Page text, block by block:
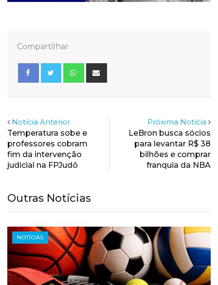
Compartilhar
Whatsapp
Notícia Anterior
Temperatura sobe e
professores cobram
fim da intervenção
judicial na FPJudô
Próxima Notícia
LeBron busca sócios
para levantar R$ 38
bilhões e comprar
franquia da NBA
Outras Notícias
NOTÍCIAS